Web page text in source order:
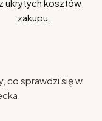
ukrytych kosztów
zakupu.
co sprawdzi się w